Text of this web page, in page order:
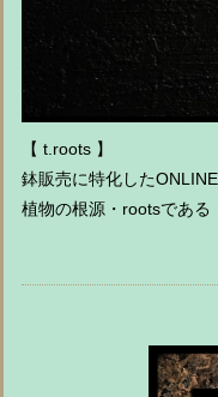
【 t.roots 】
鉢販売に特化したONLINE
植物の根源・rootsである